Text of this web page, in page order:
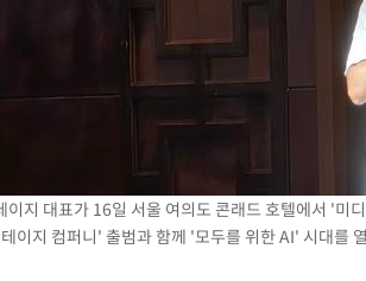
돌 흔적 포착
끝 과달라하라 격파
전력 위해 불가피"
구회관 등 압수수색
지 대표가 16일 서울 여의도 콘래드 호텔에서 '미
이지 컴퍼니' 출범과 함께 '모두를 위한 AI' 시대를